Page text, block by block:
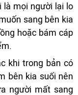
là mọi người lại lo
sang bên kia
hoặc bám cáp
khi trong bản có
bên kia suối nên
người mất sang